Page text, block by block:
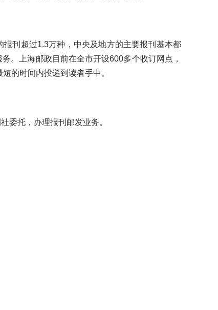
刊超过1.3万种，中央及地方的主要报刊基本都
。上海邮政目前在全市开设600多个收订网点，
的时间内投递到读者手中。
托，办理报刊邮发业务。